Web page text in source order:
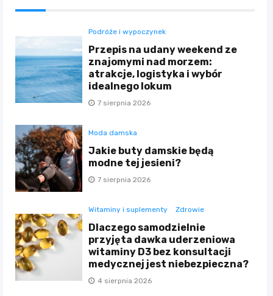
Podróże i wypoczynek
Przepis na udany weekend ze
znajomymi nad morzem:
atrakcje, logistyka i wybór
idealnego lokum
7 sierpnia 2026
Moda damska
Jakie buty damskie będą
modne tej jesieni?
7 sierpnia 2026
Witaminy i suplementy Zdrowie
Dlaczego samodzielnie
przyjęta dawka uderzeniowa
witaminy D3 bez konsultacji
medycznej jest niebezpieczna?
4 sierpnia 2026